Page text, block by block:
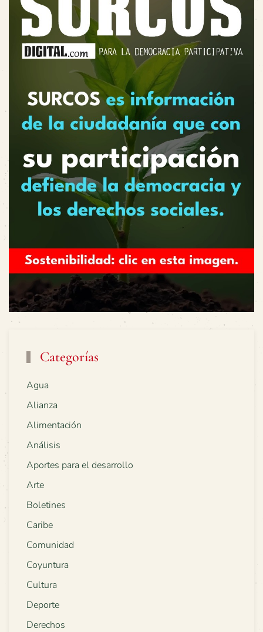
Categorías
Agua
Alianza
Alimentación
Análisis
Aportes para el desarrollo
Arte
Boletines
Caribe
Comunidad
Coyuntura
Cultura
Deporte
Derechos